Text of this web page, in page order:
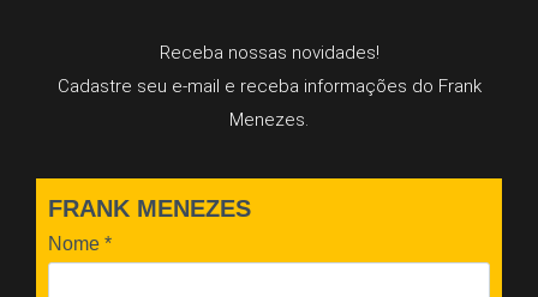
Receba nossas novidades!
Cadastre seu e-mail e receba informações do Frank
Menezes.
FRANK MENEZES
Nome *